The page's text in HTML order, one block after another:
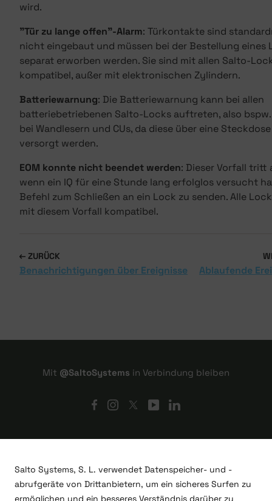
wird.
"Tür zu lange offen"-Alarm: Türkontakte sind
nicht eingebaut und müssen bei der Bestellung eines
separat erworben werden. Sie sind mit allen Salto-
kompatibel, außer mit elektronischen Zylindern.
Batteriewarnung: Die Batteriewarnung kann bei allen
batteriebetriebenen Salto-Locks auftreten, also
bei Wandlesern und CUs, da diese über eine Steckdose
versorgt werden.
EOM konnte nicht beendet werden: Dieser Vorfall tritt
wenn ein IQ für eine Stunde lang erfolglos versucht
Befehl zum Schließen an ein Lock zu senden. Alle
mit diesem Vorfall kompatibel.
ZURÜCK
Benachrichtigungen über Ereignisse Ablaufende
Mit @SaltoSystems in Verbindung bleiben
Salto Systems, S. L. verwendet Datenspeicher- und -
abrufgeräte von Drittanbietern, um ein sicheres Surfen zu
ermöglichen und ein besseres Verständnis darüber zu